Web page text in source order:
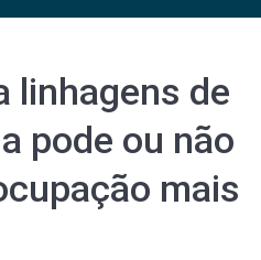
linhagens de
pode ou não
mais